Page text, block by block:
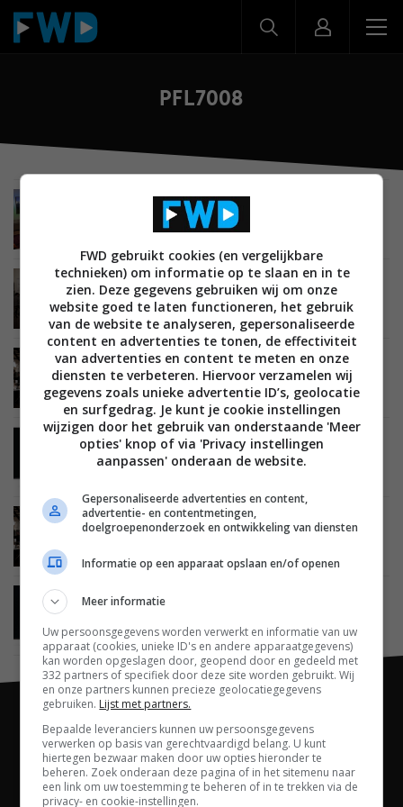
PFL7008
15 JUNI 2013
De beste 3D tv’s van 2013
Philips 55PFL7008K (PFL7008 serie) 3D led tv
review
BEELD 07 JUNI 2013
Review: Philips 47PFL7008K (PFL7008 serie) lcd
led tv
BEELD 01 APRIL 2013
Philips PFL7008K LED TV serie te koop in
Nederland
BEELD 21 FEBRUARI 2013
Philips 2013 3D LED TV line-up (PFL8008,
BEELD 21 FEBRUARI 2013
vlaggenschip serie
FWD gebruikt cookies (en vergelijkbare
technieken) om informatie op te slaan en in te
zien. Deze gegevens gebruiken wij om onze
website goed te laten functioneren, het gebruik
van de website te analyseren, gepersonaliseerde
content en advertenties te tonen, de effectiviteit
van advertenties en content te meten en onze
diensten te verbeteren. Hiervoor verzamelen wij
gegevens zoals unieke advertentie ID’s, geolocatie
en surfgedrag. Je kunt je cookie instellingen
wijzigen door het gebruik van onderstaande 'Meer
opties' knop of via 'Privacy instellingen
aanpassen' onderaan de website.
Gepersonaliseerde advertenties en content,
advertentie- en contentmetingen,
doelgroepenonderzoek en ontwikkeling van diensten
Informatie op een apparaat opslaan en/of openen
Meer informatie
Uw persoonsgegevens worden verwerkt en informatie van uw
apparaat (cookies, unieke ID's en andere apparaatgegevens)
kan worden opgeslagen door, geopend door en gedeeld met
332 partners of specifiek door deze site worden gebruikt. Wij
en onze partners kunnen precieze geolocatiegegevens
gebruiken. Lijst met partners.
Bepaalde leveranciers kunnen uw persoonsgegevens
verwerken op basis van gerechtvaardigd belang. U kunt
hiertegen bezwaar maken door uw opties hieronder te
beheren. Zoek onderaan deze pagina of in het sitemenu naar
een link om uw toestemming te beheren of in te trekken via de
privacy- en cookie-instellingen.